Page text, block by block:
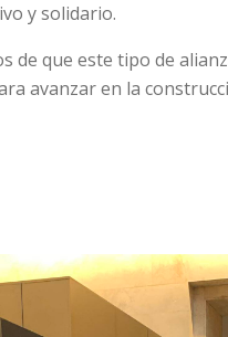
y solidario.
de que este tipo de
avanzar en la